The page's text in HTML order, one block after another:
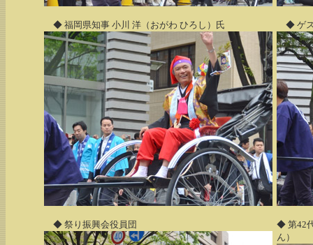
◆ 福岡県知事 小川 洋（おがわ ひろし）氏 ◆ ゲス
◆ 祭り振興会役員団
◆ 第42
ん）